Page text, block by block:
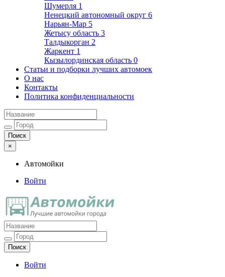
Шумерля 1
Ненецкий автономный округ 6
Нарьян-Мар 5
Жетысу область 3
Талдыкорган 2
Жаркент 1
Кызылординская область 0
Статьи и подборки лучших автомоек
О нас
Контакты
Политика конфиденциальности
×
Автомойки
Войти
Автомойки
Ещё один сайт на WordPress
Войти